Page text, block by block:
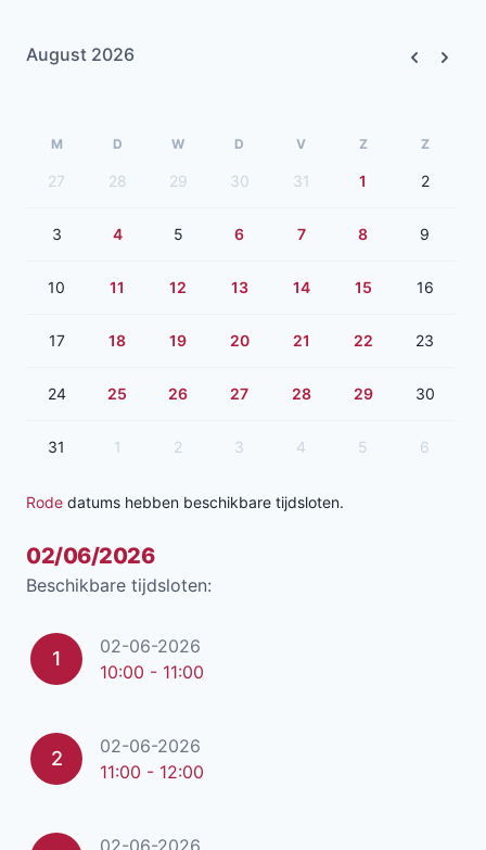
August 2026
M D W D V Z Z
27 28 29 30 31 1 2
3 4 5 6 7 8 9
10 11 12 13 14 15 16
17 18 19 20 21 22 23
24 25 26 27 28 29 30
31 1 2 3 4 5 6
Rode datums hebben beschikbare tijdsloten.
02/06/2026
Beschikbare tijdsloten:
1
02-06-2026
10:00 - 11:00
2
02-06-2026
11:00 - 12:00
02-06-2026